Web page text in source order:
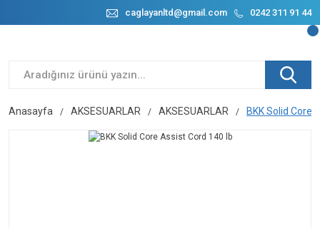
caglayanltd@gmail.com 0242 311 91 44
Anasayfa AKSESUARLAR AKSESUARLAR BKK Solid Core